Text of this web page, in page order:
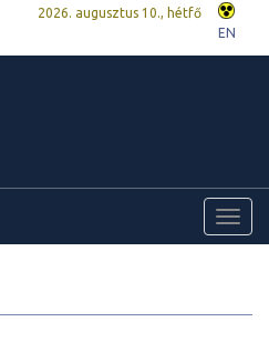
2026. augusztus 10., hétfő
EN